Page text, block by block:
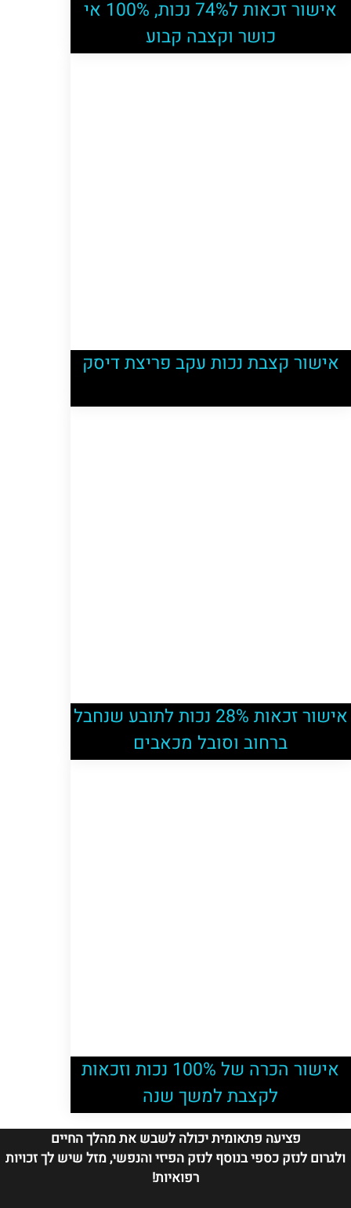
אישור זכאות ל74% נכות, 100% אי
כושר וקצבה קבוע
אישור קצבת נכות עקב פריצת דיסק
אישור זכאות 28% נכות לתובע שנחבל
ברחוב וסובל מכאבים
אישור הכרה של 100% נכות וזכאות
לקצבת למשך שנה
פציעה פתאומית יכולה לשבש את מהלך החיים
ולגרום לנזק כספי בנוסף לנזק הפיזי והנפשי, מזל שיש לך זכויות
רפואיות!